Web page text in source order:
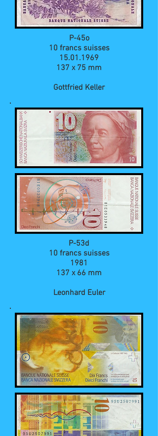
P-45o
10 francs suisses
15.01.1969
137 x 75 mm
Gottfried Keller
P-53d
10 francs suisses
1981
137 x 66 mm
Leonhard Euler